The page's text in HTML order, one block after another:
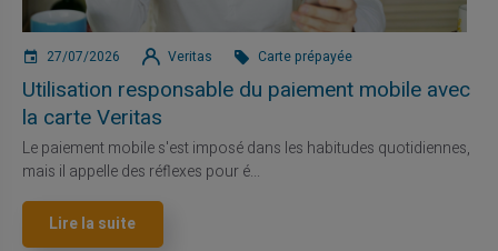
27/07/2026 Veritas Carte prépayée
Utilisation responsable du paiement mobile avec
la carte Veritas
Le paiement mobile s'est imposé dans les habitudes quotidiennes,
mais il appelle des réflexes pour é...
Lire la suite